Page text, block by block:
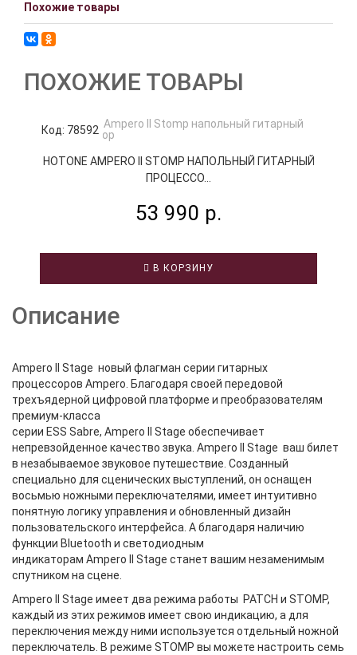
Похожие товары
ПОХОЖИЕ ТОВАРЫ
Код: 78592
HOTONE AMPERO II STOMP НАПОЛЬНЫЙ ГИТАРНЫЙ
ПРОЦЕССО...
53 990 р.
В КОРЗИНУ
Описание
Ampero II Stage новый флагман серии гитарных
процессоров Ampero. Благодаря своей передовой
трехъядерной цифровой платформе и преобразователям
премиум-класса
серии ESS Sabre, Ampero II Stage обеспечивает
непревзойденное качество звука. Ampero II Stage ваш билет
в незабываемое звуковое путешествие. Созданный
специально для сценических выступлений, он оснащен
восьмью ножными переключателями, имеет интуитивно
понятную логику управления и обновленный дизайн
пользовательского интерфейса. А благодаря наличию
функции Bluetooth и светодиодным
индикаторам Ampero II Stage станет вашим незаменимым
спутником на сцене.
Ampero II Stage имеет два режима работы PATCH и STOMP,
каждый из этих режимов имеет свою индикацию, а для
переключения между ними используется отдельный ножной
переключатель. В режиме STOMP вы можете настроить семь